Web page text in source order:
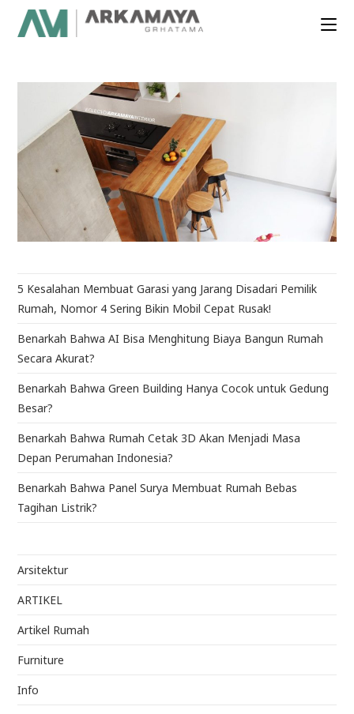
5 Kesalahan Membuat Garasi yang Jarang Disadari Pemilik
Rumah, Nomor 4 Sering Bikin Mobil Cepat Rusak!
Benarkah Bahwa AI Bisa Menghitung Biaya Bangun Rumah
Secara Akurat?
Benarkah Bahwa Green Building Hanya Cocok untuk Gedung
Besar?
Benarkah Bahwa Rumah Cetak 3D Akan Menjadi Masa
Depan Perumahan Indonesia?
Benarkah Bahwa Panel Surya Membuat Rumah Bebas
Tagihan Listrik?
Arsitektur
ARTIKEL
Artikel Rumah
Furniture
Info